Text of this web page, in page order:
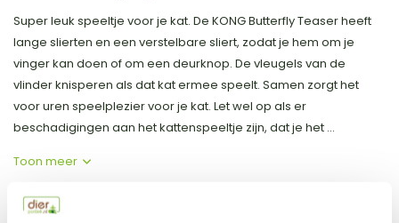
Super leuk speeltje voor je kat. De KONG Butterfly Teaser heeft
lange slierten en een verstelbare sliert, zodat je hem om je
vinger kan doen of om een deurknop. De vleugels van de
vlinder knisperen als dat kat ermee speelt. Samen zorgt het
voor uren speelplezier voor je kat. Let wel op als er
beschadigingen aan het kattenspeeltje zijn, dat je het ...
Toon meer
Productspecificaties